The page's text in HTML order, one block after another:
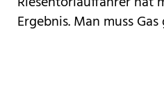
Ergebnis. Man muss